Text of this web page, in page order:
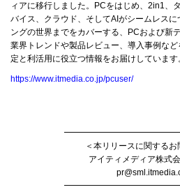
ィアに移行しました。PCをはじめ、2in1、
バイス、クラウド、そしてAIがシームレス
ングの世界までをカバーする、PCおよび新
業界トレンドや製品レビュー、導入事例な
定と利活用に役立つ情報をお届けしています
https://www.itmedia.co.jp/pcuser/
＜本リリースに関するお
アイティメディア株式